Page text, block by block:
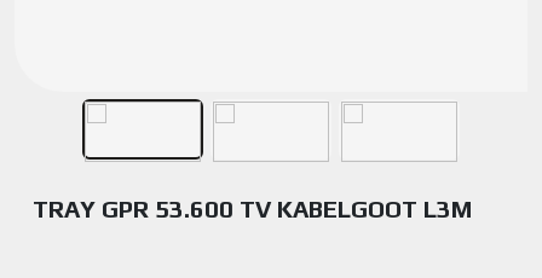
TRAY GPR 53.600 TV KABELGOOT L3M